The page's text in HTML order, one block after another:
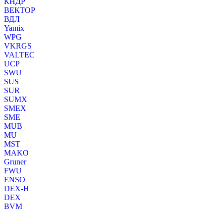
ВЕКТОР
ВДЛ
Yamix
WPG
VKRGS
VALTEC
UCP
SWU
SUS
SUR
SUMX
SMEX
SME
MUB
MU
MST
MAKO
Gruner
FWU
ENSO
DEX-H
DEX
BVM